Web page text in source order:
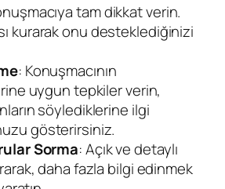
tam dikkat verin.
kurarak onu desteklediğinizi
: Konuşmacının
uygun tepkiler verin,
söylediklerine ilgi
gösterirsiniz.
Sorma: Açık ve detaylı
daha fazla bilgi edinmek